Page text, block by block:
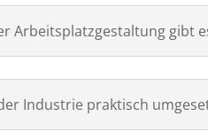
Arbeitsplatzgestaltung gibt
Industrie praktisch